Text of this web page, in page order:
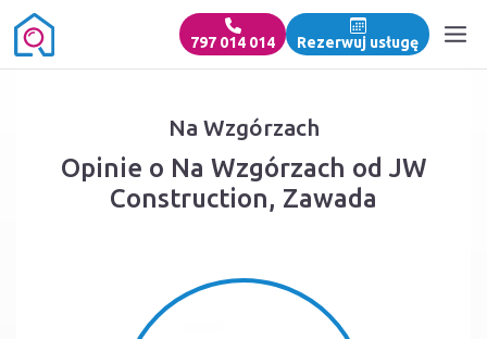
797 014 014 Rezerwuj usługę
Na Wzgórzach
Opinie o Na Wzgórzach od JW
Construction, Zawada